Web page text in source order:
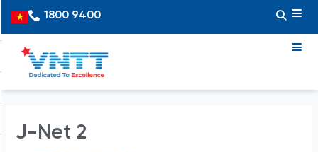
content
Vietnamese
1800 9400
J-Net 2
navigation